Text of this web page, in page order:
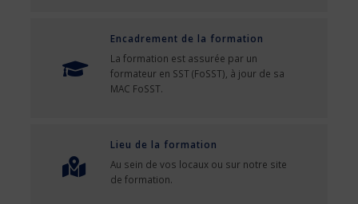
Encadrement de la formation
La formation est assurée par un
formateur en SST (FoSST), à jour de sa
MAC FoSST.
Lieu de la formation
Au sein de vos locaux ou sur notre site
de formation.